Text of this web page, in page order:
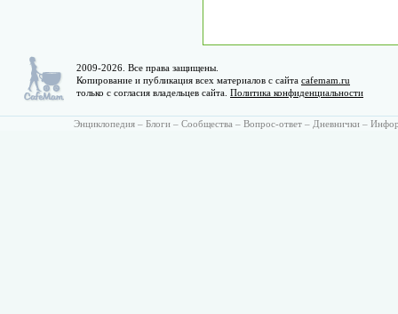
2009-2026. Все права защищены.
Копирование и публикация всех материалов с сайта cafemam.ru
только с согласия владельцев сайта. Политика конфиденциальности
Энциклопедия – Блоги – Сообщества – Вопрос-ответ – Дневнички –